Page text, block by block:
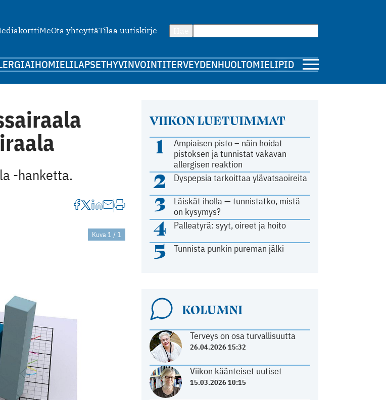
MeOta yhteyttäTilaa uutiskirje
IHOMIELILAPSETHYVINVOINTITERVEYDENHUOLTOMIELIPIDE
VIIKON LUETUIMMAT
1
Ampiaisen pisto – näin hoidat
pistoksen ja tunnistat vakavan
allergisen reaktion
2 Dyspepsia tarkoittaa ylävatsaoireita
3
Läiskät iholla — tunnistatko, mistä
on kysymys?
4 Palleatyrä: syyt, oireet ja hoito
5 Tunnista punkin pureman jälki
KOLUMNI
Terveys on osa turvallisuutta
26.04.2026 15:32
Viikon käänteiset uutiset
15.03.2026 10:15
-hanketta.
Kuva 1 / 1